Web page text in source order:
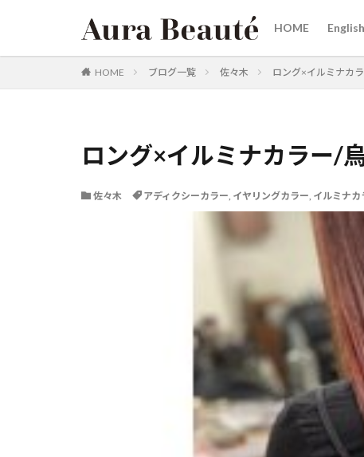
HOME English
HOME ブログ一覧 佐々木 ロング×イルミナカ
ロング×イルミナカラー/
佐々木 アディクシーカラー, イヤリングカラー, イルミナカ
カテゴリー
20代30代40代50代
烏丸
三条河原
ヘアケア商品
髪にドラマを
韓国へア
赤
縮毛矯正が得意
白髪ぼかしカラー
40代
エイジ
アディクシーカラー
Haircut
hair
カラーの違い